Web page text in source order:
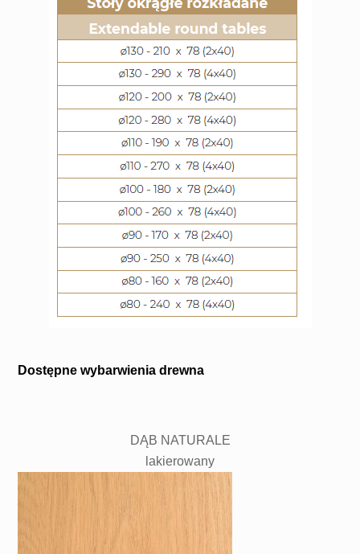
Dostępne wybarwienia drewna
DĄB NATURALE
lakierowany